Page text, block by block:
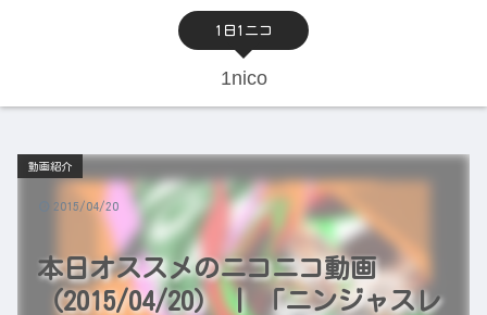
1日1ニコ
1nico
本日オススメのニコニコ動画
（2015/04/20） | 「ニンジャスレ
動画紹介
2015/04/20